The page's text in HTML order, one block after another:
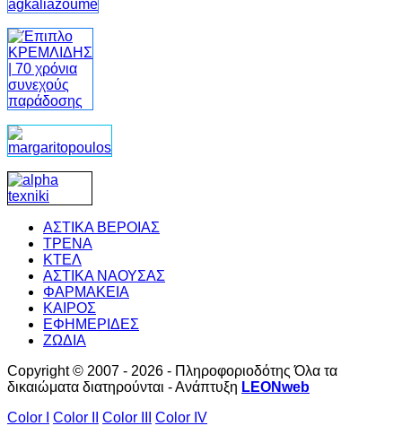
ΑΣΤΙΚΑ ΒΕΡΟΙΑΣ
ΤΡΕΝΑ
ΚΤΕΛ
ΑΣΤΙΚΑ ΝΑΟΥΣΑΣ
ΦΑΡΜΑΚΕΙΑ
ΚΑΙΡΟΣ
ΕΦΗΜΕΡΙΔΕΣ
ΖΩΔΙΑ
Copyright © 2007 - 2026 - Πληροφοριοδότης Όλα τα
δικαιώματα διατηρούνται - Ανάπτυξη LEONweb
Color I
Color II Color III Color IV